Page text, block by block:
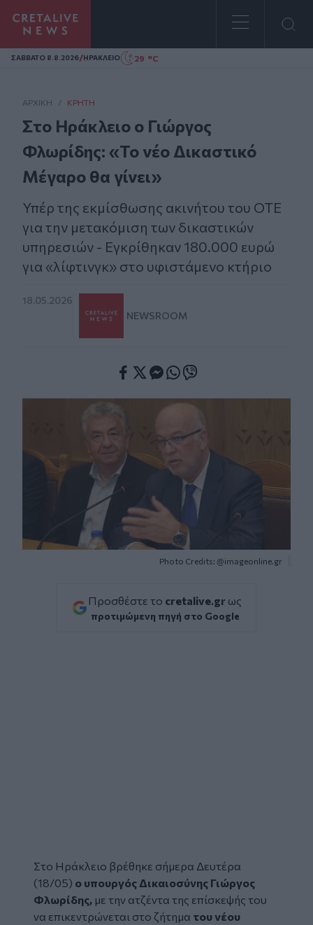
Homepage
ΣAΒΒΑΤΟ 8.8.2026/ΗΡΑΚΛΕΙΟ 29 °C
ΑΡΧΙΚΗ / ΚΡΉΤΗ
Στο Ηράκλειο ο Γιώργος
Φλωρίδης: «Το νέο Δικαστικό
Μέγαρο θα γίνει»
Υπέρ της εκμίσθωσης ακινήτου του ΟΤΕ
για την μετακόμιση των δικαστικών
υπηρεσιών - Εγκρίθηκαν 180.000 ευρώ
για «λίφτινγκ» στο υφιστάμενο κτήριο
18.05.2026
NEWSROOM
Photo Credits: @imageonline.gr
Προσθέστε το cretalive.gr ως
προτιμώμενη πηγή στο Google
Στο Ηράκλειο βρέθηκε σήμερα Δευτέρα
(18/05) ο υπουργός Δικαιοσύνης Γιώργος
Φλωρίδης, με την ατζέντα της επίσκεψής του
να επικεντρώνεται στο ζήτημα του νέου